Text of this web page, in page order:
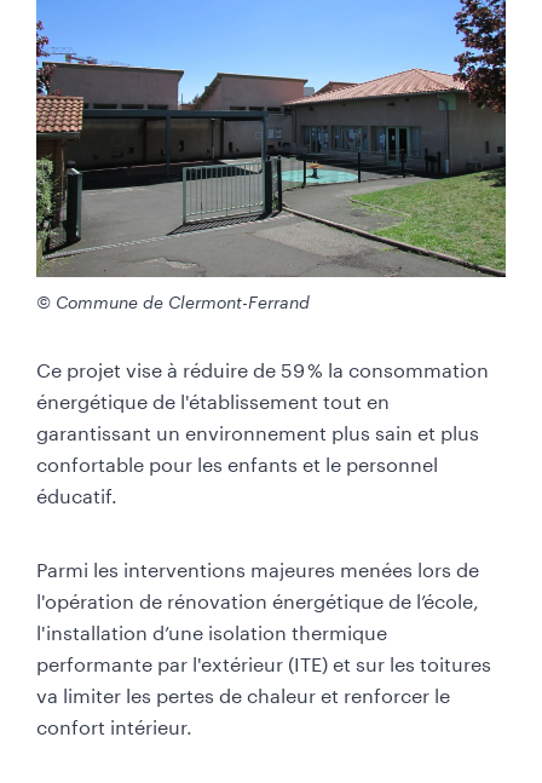
i
e
u
d
e
p
a
g
e
-
o
l
o
n
n
r
i
n
c
i
p
© Commune de Clermont-Ferrand
Ce projet vise à réduire de 59 % la consommation
énergétique de l'établissement tout en
garantissant un environnement plus sain et plus
confortable pour les enfants et le personnel
éducatif.
Parmi les interventions majeures menées lors de
l'opération de rénovation énergétique de l’école,
l'installation d’une isolation thermique
performante par l'extérieur (ITE) et sur les toitures
va limiter les pertes de chaleur et renforcer le
confort intérieur.